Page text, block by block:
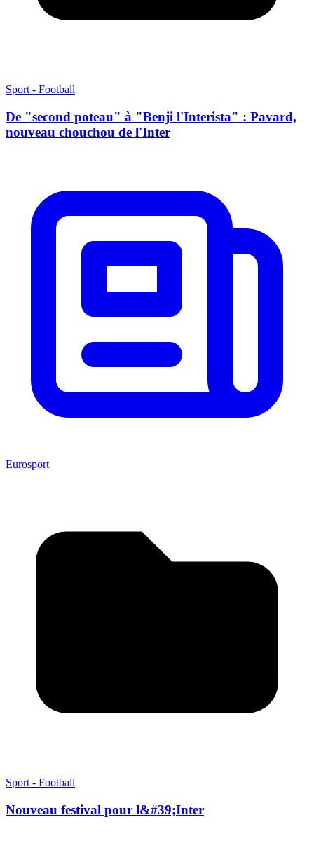
Sport - Football
De "second poteau" à "Benji l'Interista" : Pavard,
nouveau chouchou de l'Inter
Eurosport
Sport - Football
Nouveau festival pour l&#39;Inter